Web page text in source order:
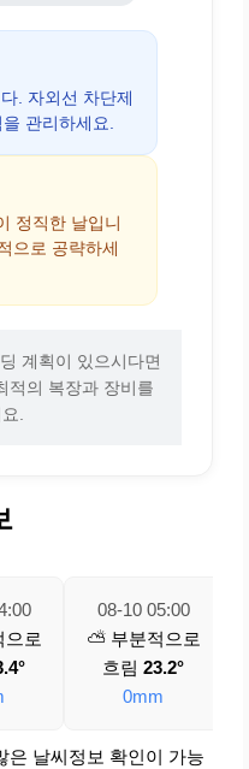
. 자외선 차단제
관리하세요.
정직한 날입니
으로 공략하세
계획이 있으시다면
적의 복장과 장비를
.
으로
08-10 05:00
⛅ 부분적으로
흐림 23.2°
0mm
은 날씨정보 확인이 가능